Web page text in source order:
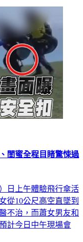
閨蜜全程目睹驚悚過
日上午體驗飛行傘活
從10公尺高空直墜到
不治，而蕭女男友和
計今日中午現場會